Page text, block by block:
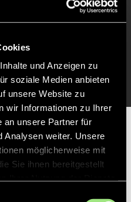
und Anzeigen zu
soziale Medien anbieten
unsere Website zu
wir Informationen zu Ihrer
an unsere Partner für
Analysen weiter. Unsere
möglicherweise mit
Sie ihnen bereitgestellt